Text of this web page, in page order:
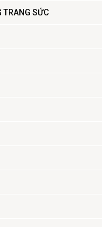
TRANG SỨC